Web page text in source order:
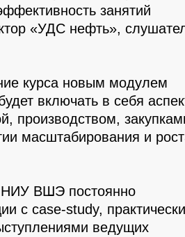
занятий
«УДС нефть»,
курса новым модулем
включать в себя
производством,
масштабирования и
ВШЭ постоянно
с case-study,
ведущих